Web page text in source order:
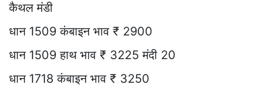
कैथल मंडी
धान 1509 कंबाइन भाव ₹ 2900
धान 1509 हाथ भाव ₹ 3225 मंदी 20
धान 1718 कंबाइन भाव ₹ 3250